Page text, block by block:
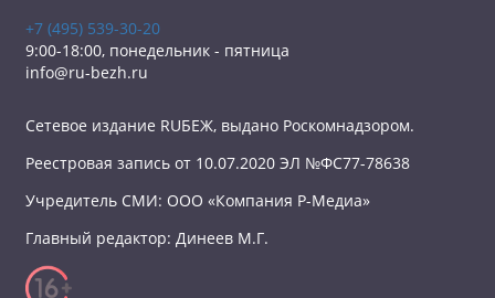
+7 (495) 539-30-20
9:00-18:00, понедельник - пятница
info@ru-bezh.ru
Сетевое издание RUБЕЖ, выдано Роскомнадзором.
Реестровая запись от 10.07.2020 ЭЛ №ФС77-78638
Учредитель СМИ: ООО «Компания Р-Медиа»
Главный редактор: Динеев М.Г.